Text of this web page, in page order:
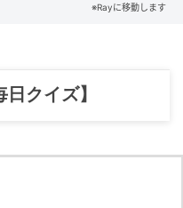
※Rayに移動します
クイズ】